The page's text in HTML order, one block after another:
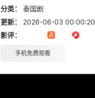
分类：
泰国剧
更新：
2026-06-03 00:00:20
影评：
手机免费观看